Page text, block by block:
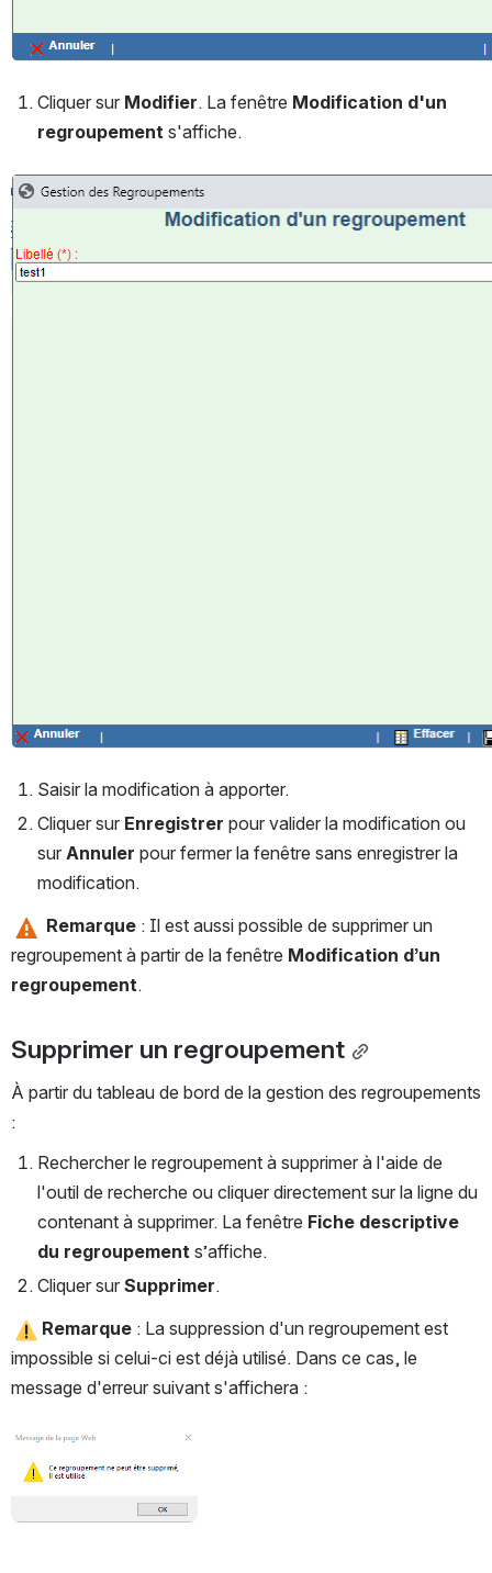
Cliquer sur Modifier. La fenêtre Modification d'un
regroupement s'affiche.
Ouvrir
Saisir la modification à apporter.
Cliquer sur Enregistrer pour valider la modification ou
sur Annuler pour fermer la fenêtre sans enregistrer la
modification.
Remarque : Il est aussi possible de supprimer un
regroupement à partir de la fenêtre Modification d’un
regroupement.
Supprimer un regroupement
À partir du tableau de bord de la gestion des regroupements
:
Rechercher le regroupement à supprimer à l'aide de
l'outil de recherche ou cliquer directement sur la ligne du
contenant à supprimer. La fenêtre Fiche descriptive
du regroupement s’affiche.
Cliquer sur Supprimer.
Remarque : La suppression d'un regroupement est
impossible si celui-ci est déjà utilisé. Dans ce cas, le
message d'erreur suivant s'affichera :
Ouvrir